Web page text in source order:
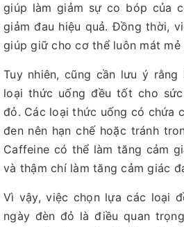
giúp làm giảm sự co bóp của
giảm đau hiệu quả. Đồng thời,
giúp giữ cho cơ thể luôn mát mẻ
Tuy nhiên, cũng cần lưu ý
loại thức uống đều tốt cho
đỏ. Các loại thức uống có chứa
đen nên hạn chế hoặc tránh
Caffeine có thể làm tăng cảm
và thậm chí làm tăng cảm giác
Vì vậy, việc chọn lựa các loại
ngày đèn đỏ là điều quan